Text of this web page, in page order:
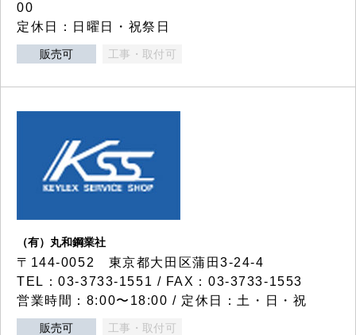
00
定休日：日曜日・祝祭日
販売可 工事・取付可
（有）丸和鋼業社
〒144-0052 東京都大田区蒲田3-24-4
TEL：03-3733-1551 / FAX：03-3733-1553
営業時間：8:00〜18:00 / 定休日：土・日・祝
販売可 工事・取付可